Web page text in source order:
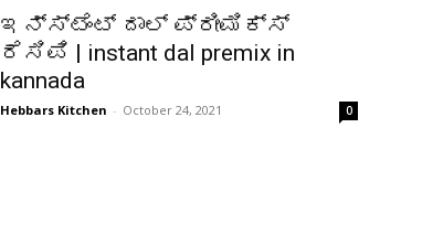
ಇನ್ಸ್ಟೆಂಟ್ ದಾಲ್ ಪ್ರೀಮಿಕ್ಸ್
ರೆಸಿಪಿ | instant dal premix in
kannada
Hebbars Kitchen - October 24, 2021 0